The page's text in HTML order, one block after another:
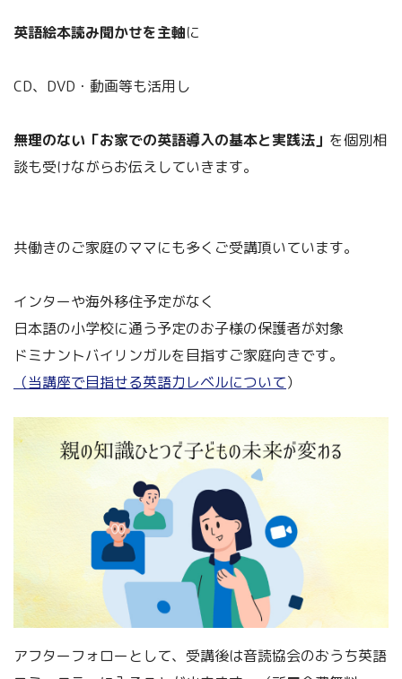
英語絵本読み聞かせを主軸に
CD、DVD・動画等も活用し
無理のない「お家での英語導入の基本と実践法」 を個別相
談も受けながらお伝えしていきます。
共働きのご家庭のママにも多くご受講頂いています。
インターや海外移住予定がなく
日本語の小学校に通う予定のお子様の保護者が対象
ドミナントバイリンガルを目指すご家庭向きです。
（当講座で目指せる英語力レベルについて）
アフターフォローとして、受講後は音読協会のおうち英語